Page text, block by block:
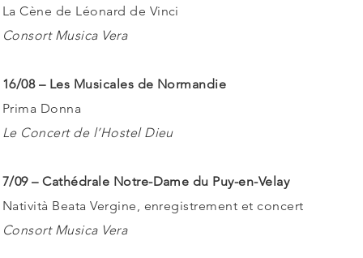
La Cène de Léonard de Vinci
Consort Musica Vera
16/08 – Les Musicales de Normandie
Prima Donna
Le Concert de l’Hostel Dieu
7/09 – Cathédrale Notre-Dame du Puy-en-Velay
Natività Beata Vergine, enregistrement et concert
Consort Musica Vera